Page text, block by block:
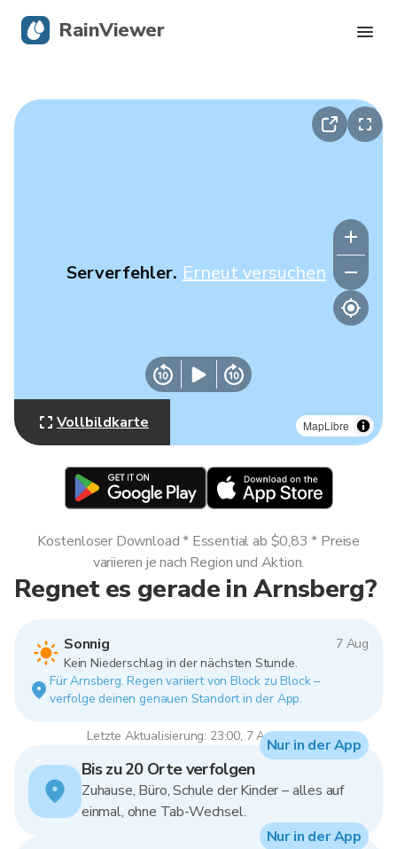
MapLibre
Serverfehler. Erneut versuchen
Vollbildkarte
Regnet es gerade in Arnsberg?
Sonnig
7 Aug
Kein Niederschlag in der nächsten Stunde.
Für Arnsberg. Regen variiert von Block zu Block –
verfolge deinen genauen Standort in der App.
Letzte Aktualisierung: 23:00, 7 Aug 2026
Kostenloser Download * Essential ab $0,83 * Preise
variieren je nach Region und Aktion.
Bis zu 20 Orte verfolgen
Zuhause, Büro, Schule der Kinder – alles auf
einmal, ohne Tab-Wechsel.
Nur in der App
Nur in der App
RainViewer